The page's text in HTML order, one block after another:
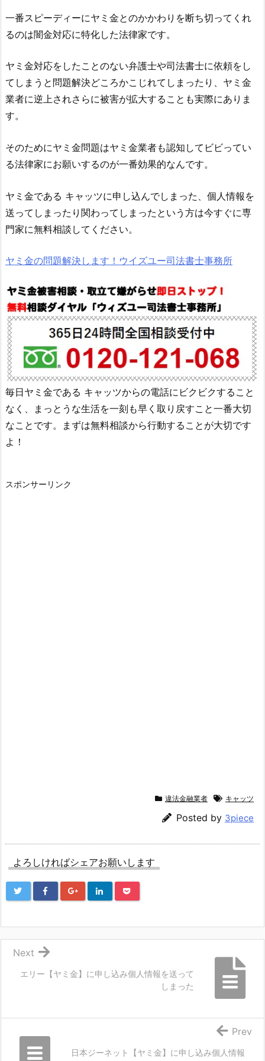
一番スピーディーにヤミ金とのかかわりを断ち切ってくれ
るのは闇金対応に特化した法律家です。
ヤミ金対応をしたことのない弁護士や司法書士に依頼をし
てしまうと問題解決どころかこじれてしまったり、ヤミ金
業者に逆上されさらに被害が拡大することも実際にありま
す。
そのためにヤミ金問題はヤミ金業者も認知してビビってい
る法律家にお願いするのが一番効果的なんです。
ヤミ金である キャッツに申し込んでしまった、個人情報を
送ってしまったり関わってしまったという方は今すぐに専
門家に無料相談してください。
ヤミ金の問題解決します！ウイズユー司法書士事務所
毎日ヤミ金である キャッツからの電話にビクビクすること
なく、まっとうな生活を一刻も早く取り戻すこと一番大切
なことです。まずは無料相談から行動することが大切です
よ！
スポンサーリンク
違法金融業者 キャッツ
Posted by 3piece
よろしければシェアお願いします
エリー【ヤミ金】に申し込み個人情報を送って
しまった
Next
日本ジーネット【ヤミ金】に申し込み個人情報
Prev